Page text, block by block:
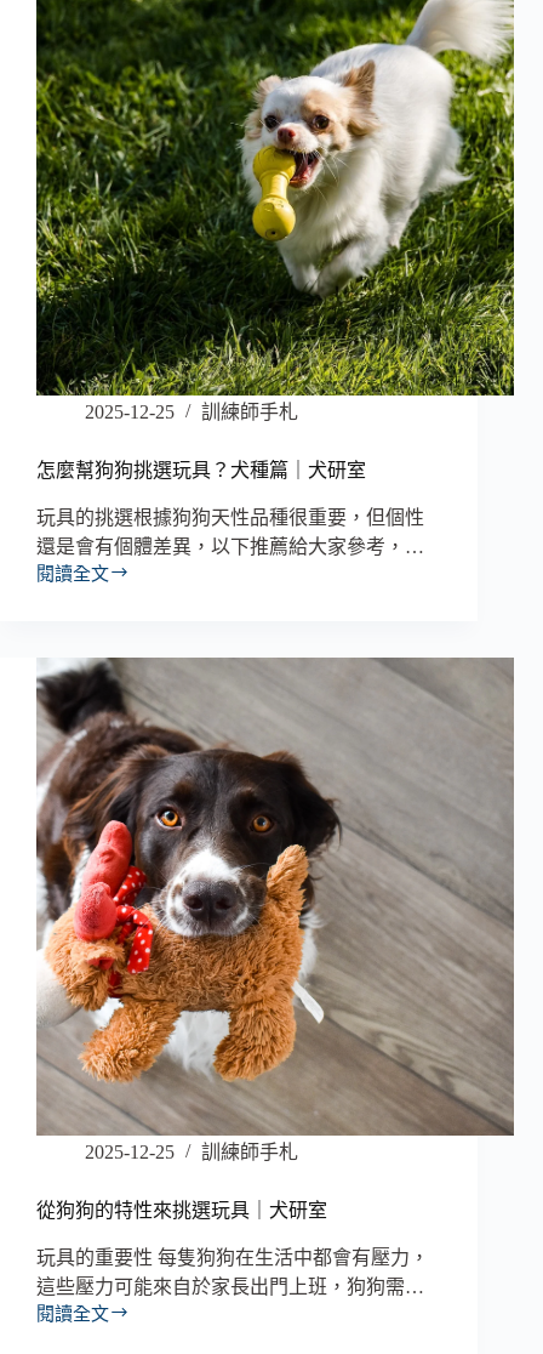
2025-12-25 訓練師手札
怎麼幫狗狗挑選玩具？犬種篇｜犬研室
玩具的挑選根據狗狗天性品種很重要，但個性
還是會有個體差異，以下推薦給大家參考，…
閱讀全文
2025-12-25 訓練師手札
從狗狗的特性來挑選玩具｜犬研室
玩具的重要性 每隻狗狗在生活中都會有壓力，
這些壓力可能來自於家長出門上班，狗狗需…
閱讀全文